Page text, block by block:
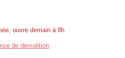
ouvre demain à 8h
de démolition